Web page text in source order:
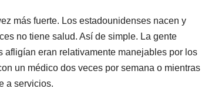
más fuerte. Los estadounidenses nacen y
no tiene salud. Así de simple. La gente
afligían eran relativamente manejables por los
un médico dos veces por semana o mientras
a servicios.